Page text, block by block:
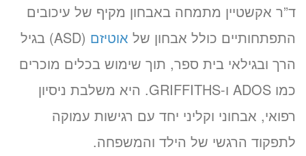
ד”ר אקשטיין מתמחה באבחון מקיף של עיכובים
התפתחותיים כולל אבחון של אוטיזם
(ASD) בגיל
הרך ובגילאי בית ספר, תוך שימוש בכלים מוכרים
כמו ADOS ו-GRIFFITHS. היא משלבת ניסיון
רפואי, אבחוני וקליני יחד עם רגישות עמוקה
לתפקוד הרגשי של הילד והמשפחה.